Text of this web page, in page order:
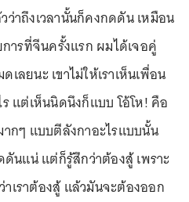
ว่าถึงเวลานั้นก็คงกดดัน เหมือน
รที่จีนครั้งแรก ผมได้เจอคู่
ลยนะ เขาไม่ให้เราเห็นเพื่อน
ร แต่เห็นนิดนึงก็แบบ โอ้โห! คือ
ากๆ แบบตีลังกาอะไรแบบนั้น
ดันแน่ แต่ก็รู้สึกว่าต้องสู้ เพราะ
เราต้องสู้ แล้วมันจะต้องออก